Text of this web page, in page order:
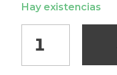
Hay existencias